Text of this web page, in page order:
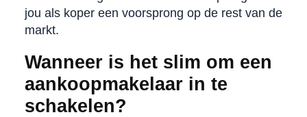
jou als koper een voorsprong op de rest van de
markt.
Wanneer is het slim om een
aankoopmakelaar in te
schakelen?